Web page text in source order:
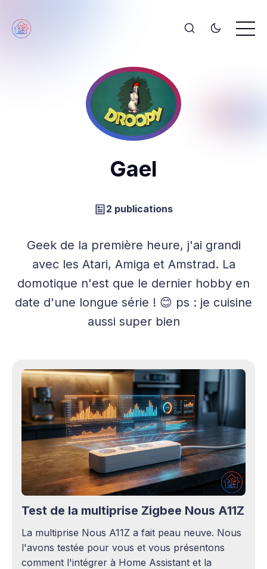
Gael
2 publications
Geek de la première heure, j'ai grandi
avec les Atari, Amiga et Amstrad. La
domotique n'est que le dernier hobby en
date d'une longue série ! 😊 ps : je cuisine
aussi super bien
Test de la multiprise Zigbee Nous A11Z
La multiprise Nous A11Z a fait peau neuve. Nous
l'avons testée pour vous et vous présentons
comment l'intégrer à Home Assistant et la